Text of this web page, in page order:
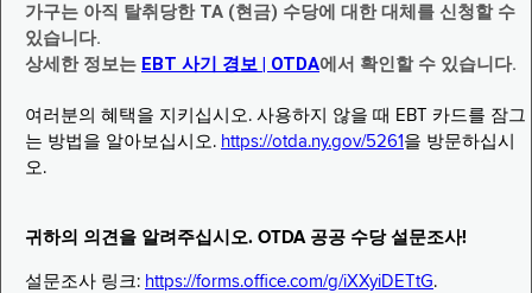
가구는 아직 탈취당한 TA (현금) 수당에 대한 대체를 신청할 수
있습니다.
상세한 정보는 EBT 사기 경보 | OTDA에서 확인할 수 있습니다.
여러분의 혜택을 지키십시오. 사용하지 않을 때 EBT 카드를 잠그
는 방법을 알아보십시오. https://otda.ny.gov/5261 을 방문하십시
오.
귀하의 의견을 알려주십시오. OTDA 공공 수당 설문조사!
설문조사 링크: https://forms.office.com/g/iXXyiDETtG.